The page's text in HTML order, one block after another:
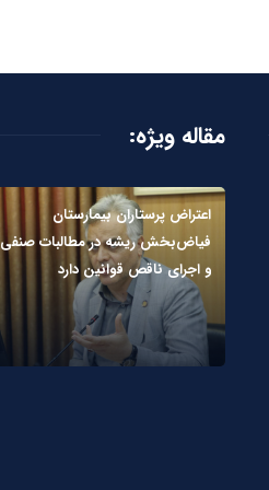
مقاله ویژه:
اعتراض پرستاران بیمارستان
فیاض‌بخش ریشه در مطالبات صنفی
و اجرای ناقص قوانین دارد